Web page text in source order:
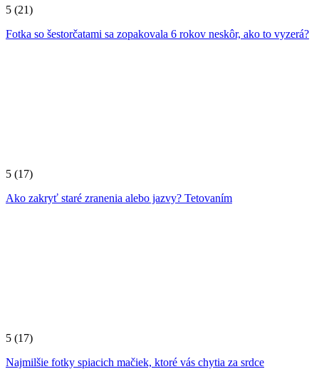
5 (21)
Fotka so šestorčatami sa zopakovala 6 rokov neskôr, ako to vyzerá?
5 (17)
Ako zakryť staré zranenia alebo jazvy? Tetovaním
5 (17)
Najmilšie fotky spiacich mačiek, ktoré vás chytia za srdce